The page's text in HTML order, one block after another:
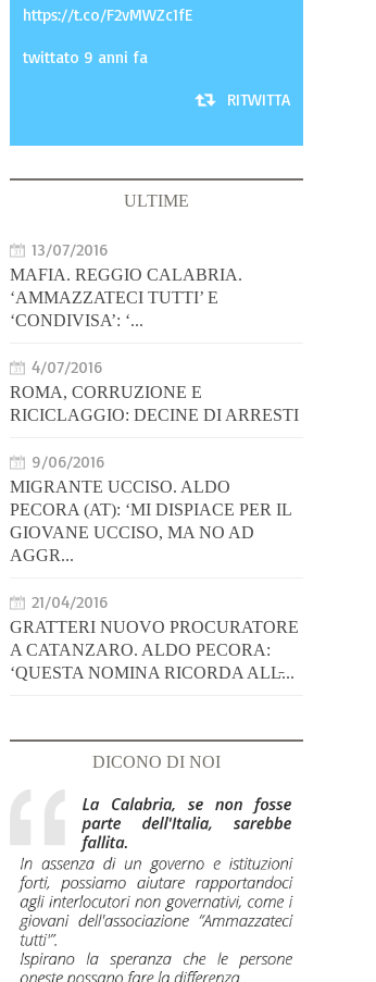
https://t.co/F2vMWZc1fE
twittato 9 anni fa
RITWITTA
ULTIME
13/07/2016
MAFIA. REGGIO CALABRIA.
‘AMMAZZATECI TUTTI’ E
‘CONDIVISA’: ‘...
4/07/2016
ROMA, CORRUZIONE E
RICICLAGGIO: DECINE DI ARRESTI
9/06/2016
MIGRANTE UCCISO. ALDO
PECORA (AT): ‘MI DISPIACE PER IL
GIOVANE UCCISO, MA NO AD
AGGR...
21/04/2016
GRATTERI NUOVO PROCURATORE
A CATANZARO. ALDO PECORA:
‘QUESTA NOMINA RICORDA ALL̵...
DICONO DI NOI